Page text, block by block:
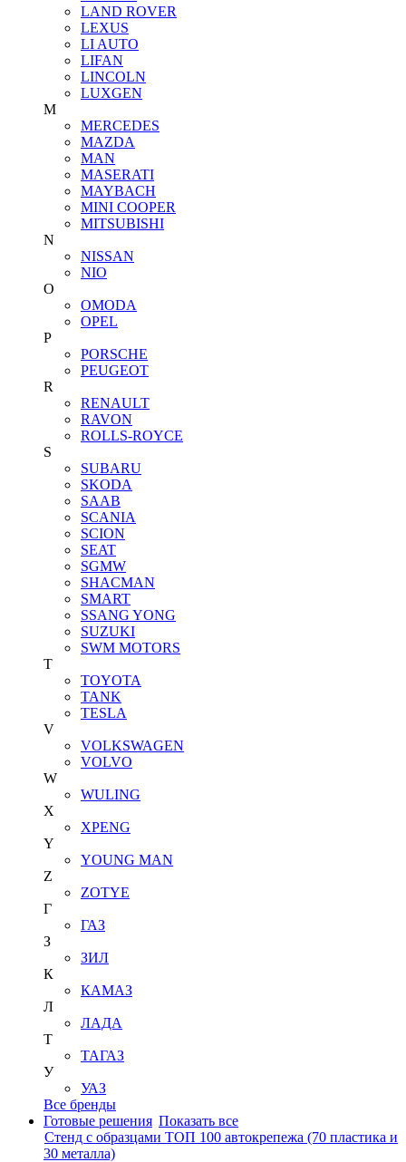
LAND ROVER
LEXUS
LI AUTO
LIFAN
LINCOLN
LUXGEN
M
MERCEDES
MAZDA
MAN
MASERATI
MAYBACH
MINI COOPER
MITSUBISHI
N
NISSAN
NIO
O
OMODA
OPEL
P
PORSCHE
PEUGEOT
R
RENAULT
RAVON
ROLLS-ROYCE
S
SUBARU
SKODA
SAAB
SCANIA
SCION
SEAT
SGMW
SHACMAN
SMART
SSANG YONG
SUZUKI
SWM MOTORS
T
TOYOTA
TANK
TESLA
V
VOLKSWAGEN
VOLVO
W
WULING
X
XPENG
Y
YOUNG MAN
Z
ZOTYE
Г
ГАЗ
З
ЗИЛ
К
КАМАЗ
Л
ЛАДА
Т
ТАГАЗ
У
УАЗ
Все бренды
Готовые решения Показать все
Стенд с образцами ТОП 100 автокрепежа (70 пластика и
30 металла)